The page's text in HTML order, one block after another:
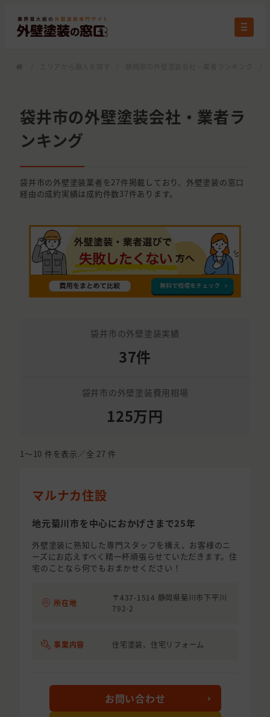
袋井市の外壁塗装会社・業者ラ
ンキング
袋井市の外壁塗装業者を27件掲載しており、外壁塗装の窓口
経由の成約実績は成約件数37件あります。
袋井市の外壁塗装実績
37件
袋井市の外壁塗装費用相場
125万円
1〜10 件を表示／全 27 件
マルナカ住設
地元菊川市を中心におかげさまで25年
外壁塗装に熟知した専門スタッフを構え、お客様のニ
ーズにお応えすべく精一杯頑張らせていただきます。住
宅のことなら何でもおまかせください！
所在地
〒437-1514 静岡県菊川市下平川
792-2
事業内容 住宅塗装、住宅リフォーム
お問い合わせ